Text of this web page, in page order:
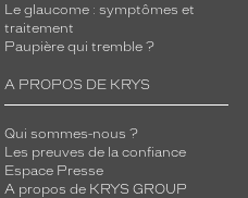
Le glaucome : symptômes et
traitement
Paupière qui tremble ?
A PROPOS DE KRYS
Qui sommes-nous ?
Les preuves de la confiance
Espace Presse
A propos de KRYS GROUP